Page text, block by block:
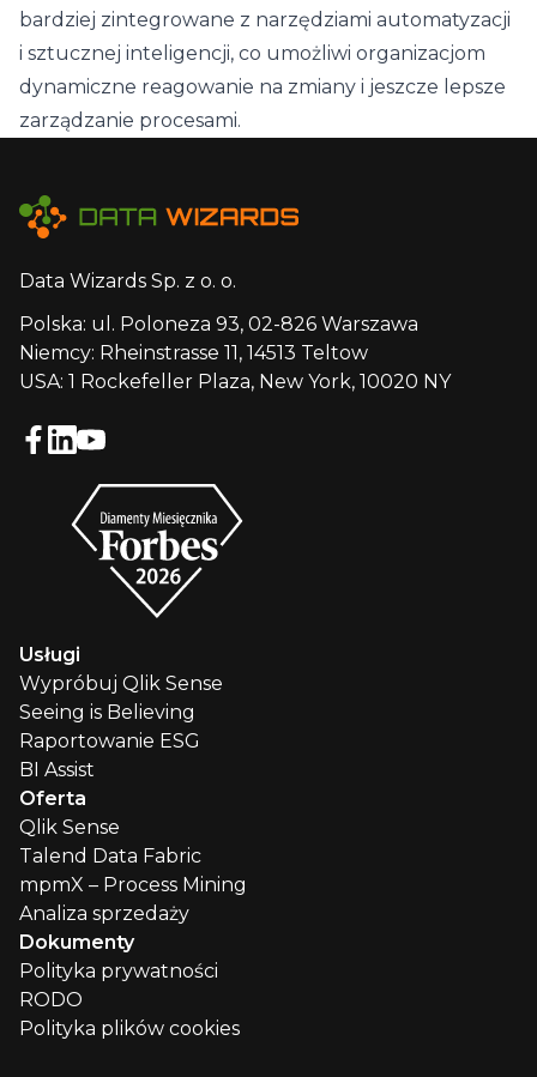
bardziej zintegrowane z narzędziami automatyzacji
i sztucznej inteligencji, co umożliwi organizacjom
dynamiczne reagowanie na zmiany i jeszcze lepsze
zarządzanie procesami.
Data Wizards Sp. z o. o.
Polska: ul. Poloneza 93, 02-826 Warszawa
Niemcy: Rheinstrasse 11, 14513 Teltow
USA: 1 Rockefeller Plaza, New York, 10020 NY
Usługi
Wypróbuj Qlik Sense
Seeing is Believing
Raportowanie ESG
BI Assist
Oferta
Qlik Sense
Talend Data Fabric
mpmX – Process Mining
Analiza sprzedaży
Dokumenty
Polityka prywatności
RODO
Polityka plików cookies